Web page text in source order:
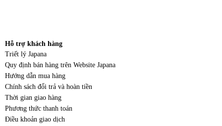
Hỗ trợ khách hàng
Triết lý Japana
Quy định bán hàng trên Website Japana
Hướng dẫn mua hàng
Chính sách đổi trả và hoàn tiền
Thời gian giao hàng
Phương thức thanh toán
Điều khoản giao dịch